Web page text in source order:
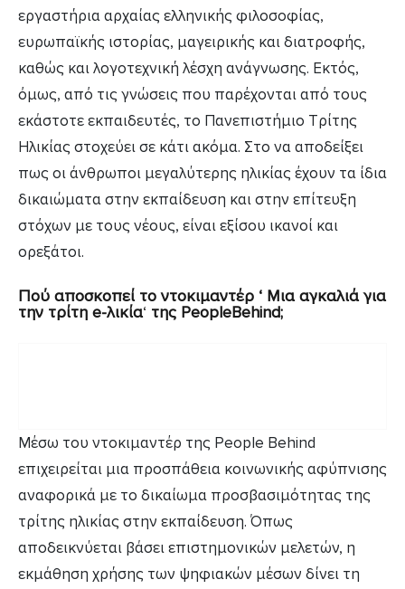
εργαστήρια αρχαίας ελληνικής φιλοσοφίας,
ευρωπαϊκής ιστορίας, μαγειρικής και διατροφής,
καθώς και λογοτεχνική λέσχη ανάγνωσης. Εκτός,
όμως, από τις γνώσεις που παρέχονται από τους
εκάστοτε εκπαιδευτές, το Πανεπιστήμιο Τρίτης
Ηλικίας στοχεύει σε κάτι ακόμα. Στο να αποδείξει
πως οι άνθρωποι μεγαλύτερης ηλικίας έχουν τα ίδια
δικαιώματα στην εκπαίδευση και στην επίτευξη
στόχων με τους νέους, είναι εξίσου ικανοί και
ορεξάτοι.
Πού αποσκοπεί το ντοκιμαντέρ ‘ Μια αγκαλιά για
την τρίτη e-λικία‘ της PeopleBehind;
Μέσω του ντοκιμαντέρ της People Behind
επιχειρείται μια προσπάθεια κοινωνικής αφύπνισης
αναφορικά με το δικαίωμα προσβασιμότητας της
τρίτης ηλικίας στην εκπαίδευση. Όπως
αποδεικνύεται βάσει επιστημονικών μελετών, η
εκμάθηση χρήσης των ψηφιακών μέσων δίνει τη